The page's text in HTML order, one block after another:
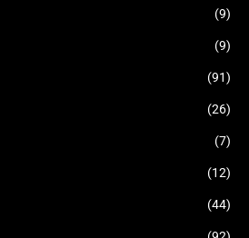
(9)
(9)
(91)
(26)
(7)
(12)
(44)